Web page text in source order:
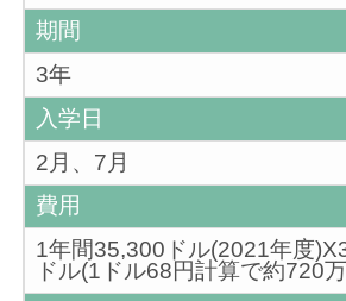
期間
3年
入学日
2月、7月
費用
1年間35,300ドル(2021年度
ドル(1ドル68円計算で約720